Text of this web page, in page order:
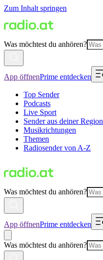
Zum Inhalt springen
Was möchtest du anhören?
App öffnenPrime entdecken
Top Sender
Podcasts
Live Sport
Sender aus deiner Region
Musikrichtungen
Themen
Radiosender von A-Z
Was möchtest du anhören?
App öffnenPrime entdecken
Was möchtest du anhören?